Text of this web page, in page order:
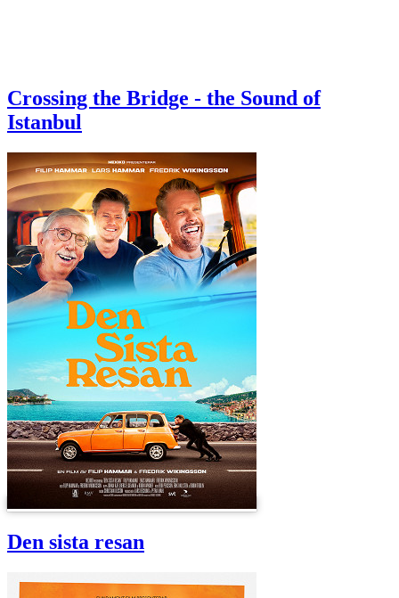
Crossing the Bridge - the Sound of
Istanbul
Den sista resan